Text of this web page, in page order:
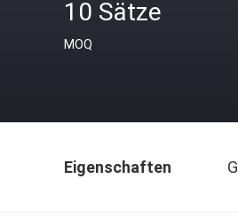
10 Sätze
MOQ
Eigenschaften